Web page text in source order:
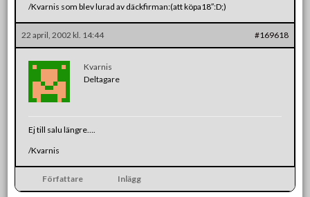
/Kvarnis som blev lurad av däckfirman:(att köpa18″:D;)
22 april, 2002 kl. 14:44 #169618
Kvarnis
Deltagare
Ej till salu längre….
/Kvarnis
Författare Inlägg